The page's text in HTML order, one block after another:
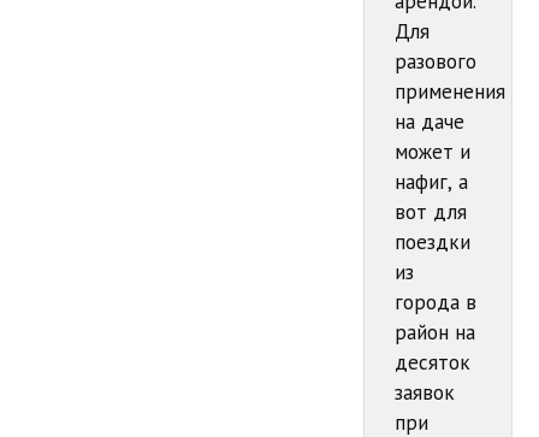
Для
разового
применения
на даче
может и
нафиг, а
вот для
поездки
из
города в
район на
десяток
заявок
при